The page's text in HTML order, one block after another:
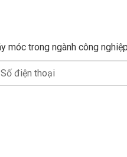
móc trong ngành công
Số điện thoại